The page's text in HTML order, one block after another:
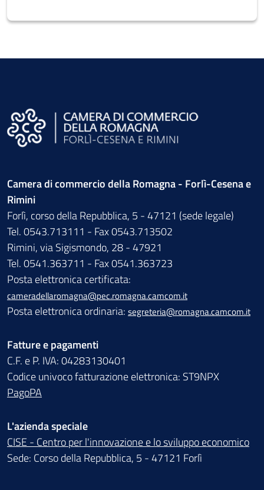
Camera di commercio della Romagna - Forlì-Cesena e
Rimini
Forlì, corso della Repubblica, 5 - 47121 (sede legale)
Tel. 0543.713111 - Fax 0543.713502
Rimini, via Sigismondo, 28 - 47921
Tel. 0541.363711 - Fax 0541.363723
Posta elettronica certificata:
cameradellaromagna@pec.romagna.camcom.it
Posta elettronica ordinaria: segreteria@romagna.camcom.it
Fatture e pagamenti
C.F. e P. IVA: 04283130401
Codice univoco fatturazione elettronica: ST9NPX
PagoPA
L'azienda speciale
CISE - Centro per l'innovazione e lo sviluppo economico
Sede: Corso della Repubblica, 5 - 47121 Forlì